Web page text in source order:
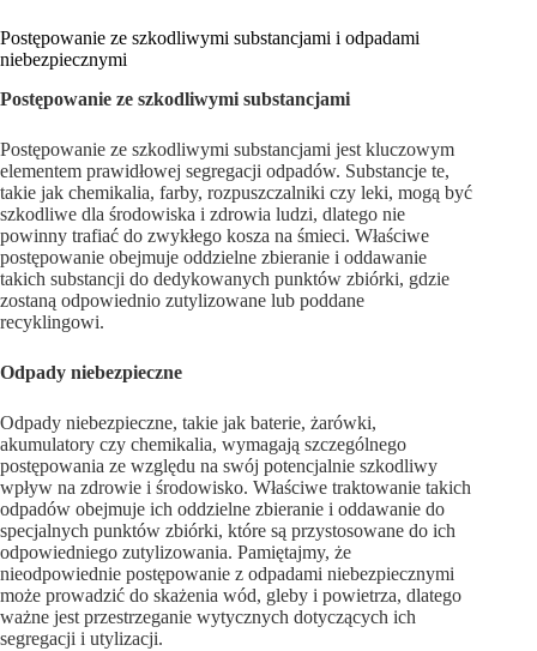
Postępowanie ze szkodliwymi substancjami i odpadami
niebezpiecznymi
Postępowanie ze szkodliwymi substancjami
Postępowanie ze szkodliwymi substancjami jest kluczowym
elementem prawidłowej segregacji odpadów. Substancje te,
takie jak chemikalia, farby, rozpuszczalniki czy leki, mogą być
szkodliwe dla środowiska i zdrowia ludzi, dlatego nie
powinny trafiać do zwykłego kosza na śmieci. Właściwe
postępowanie obejmuje oddzielne zbieranie i oddawanie
takich substancji do dedykowanych punktów zbiórki, gdzie
zostaną odpowiednio zutylizowane lub poddane
recyklingowi.
Odpady niebezpieczne
Odpady niebezpieczne, takie jak baterie, żarówki,
akumulatory czy chemikalia, wymagają szczególnego
postępowania ze względu na swój potencjalnie szkodliwy
wpływ na zdrowie i środowisko. Właściwe traktowanie takich
odpadów obejmuje ich oddzielne zbieranie i oddawanie do
specjalnych punktów zbiórki, które są przystosowane do ich
odpowiedniego zutylizowania. Pamiętajmy, że
nieodpowiednie postępowanie z odpadami niebezpiecznymi
może prowadzić do skażenia wód, gleby i powietrza, dlatego
ważne jest przestrzeganie wytycznych dotyczących ich
segregacji i utylizacji.